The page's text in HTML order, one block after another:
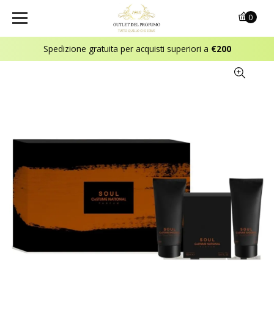
Spedizione gratuita per acquisti superiori a €200
0